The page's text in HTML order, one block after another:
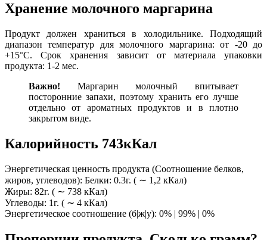
Хранение молочного маргарина
Продукт должен храниться в холодильнике. Подходящий
диапазон температур для молочного маргарина: от -20 до
+15°C. Срок хранения зависит от материала упаковки
продукта: 1-2 мес.
Важно! Маргарин молочный впитывает
посторонние запахи, поэтому хранить его лучше
отдельно от ароматных продуктов и в плотно
закрытом виде.
Калорийность 743кКал
Энергетическая ценность продукта (Соотношение белков,
жиров, углеводов): Белки: 0.3г. ( ∼ 1,2 кКал)
Жиры: 82г. ( ∼ 738 кКал)
Углеводы: 1г. ( ∼ 4 кКал)
Энергетическое соотношение (б|ж|у): 0% | 99% | 0%